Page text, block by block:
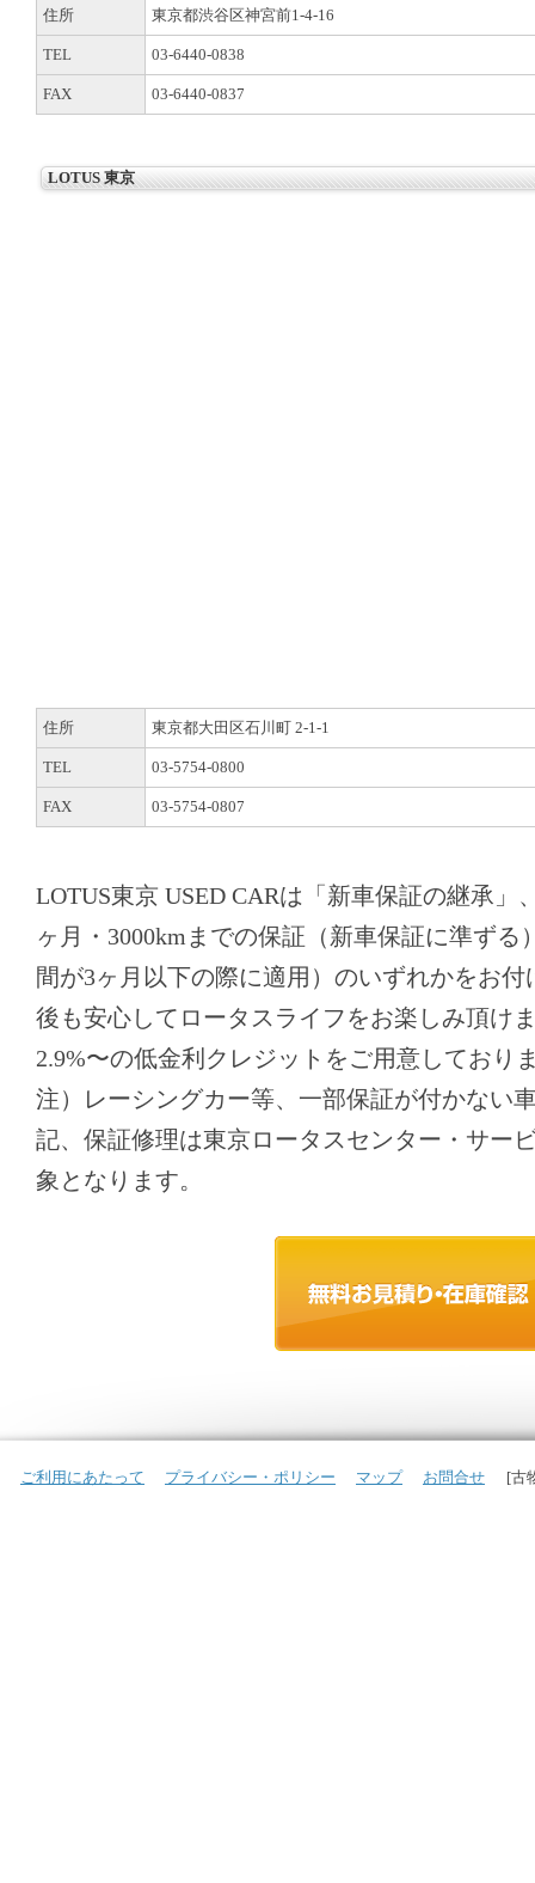
住所 東京都渋谷区神宮前1-4-16
TEL 03-6440-0838
FAX 03-6440-0837
LOTUS 東京
住所 東京都大田区石川町 2-1-1
TEL 03-5754-0800
FAX 03-5754-0807
LOTUS東京 USED CARは「新車保証の継承」
ヶ月・3000kmまでの保証（新車保証に準ずる
間が3ヶ月以下の際に適用）のいずれかをお
後も安心してロータスライフをお楽しみ頂け
2.9%〜の低金利クレジットをご用意しており
注）レーシングカー等、一部保証が付かない
記、保証修理は東京ロータスセンター・サー
象となります。
ご利用にあたって プライバシー・ポリシー マップ お問合せ [古